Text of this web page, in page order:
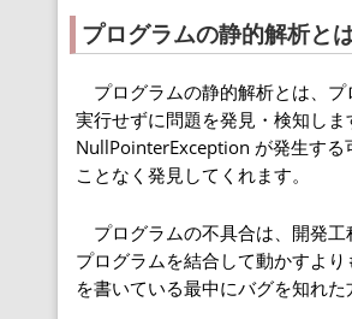
プログラムの静的解析と
プログラムの静的解析とは、プ
実行せずに問題を発見・検知し
NullPointerException が発生する
ことなく発見してくれます。
プログラムの不具合は、開発工
プログラムを結合して動かすよ
を書いている最中にバグを知れ